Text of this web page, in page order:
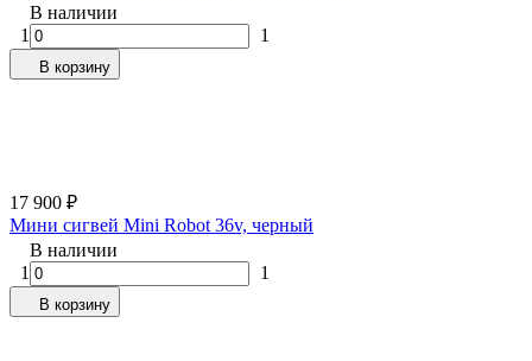
В наличии
1
1
В корзину
17 900 ₽
Мини сигвей Mini Robot 36v, черный
В наличии
1
1
В корзину